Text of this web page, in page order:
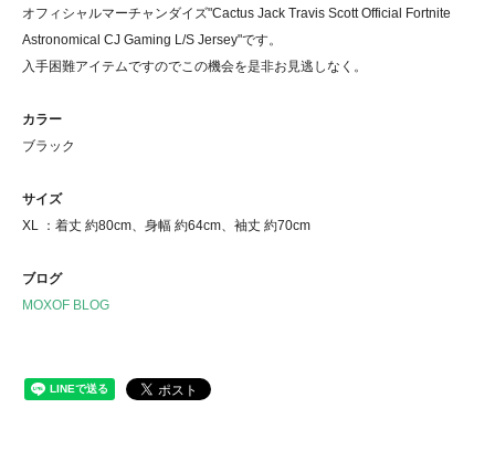
オフィシャルマーチャンダイズ"Cactus Jack Travis Scott Official Fortnite
Astronomical CJ Gaming L/S Jersey"です。
入手困難アイテムですのでこの機会を是非お見逃しなく。
カラー
ブラック
サイズ
XL ：着丈 約80cm、身幅 約64cm、袖丈 約70cm
ブログ
MOXOF BLOG